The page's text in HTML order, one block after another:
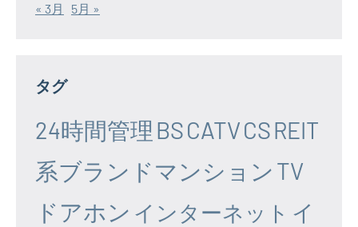
« 3月 5月 »
タグ
24時間管理 BSCATVCSREIT
系ブランドマンション TV
ドアホン インターネット イ